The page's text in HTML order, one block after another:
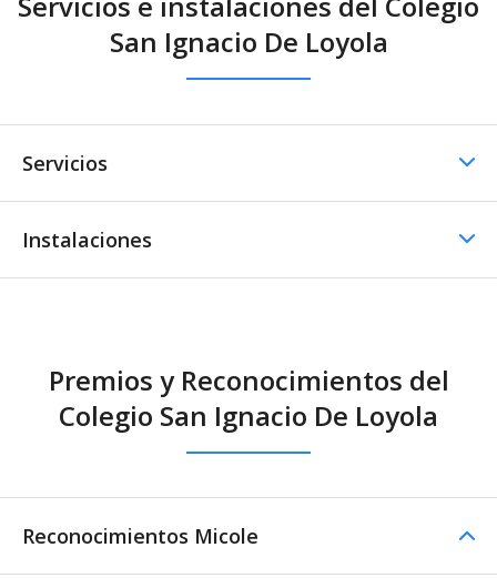
San Ignacio De Loyola
Servicios
Otros servicios
Instalaciones
Biblioteca Aula de cómputo
Premios y Reconocimientos del
Colegio San Ignacio De Loyola
Reconocimientos Micole